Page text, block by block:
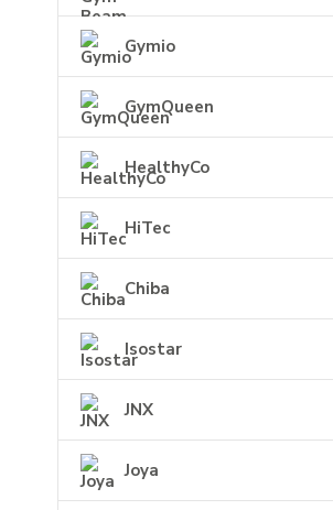
Gymio
GymQueen
HealthyCo
HiTec
Chiba
Isostar
JNX
Joya